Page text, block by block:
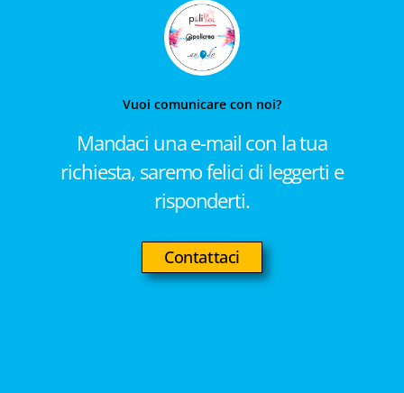
Vuoi comunicare con noi?
Mandaci una e-mail con la tua
richiesta, saremo felici di leggerti e
risponderti.
Contattaci